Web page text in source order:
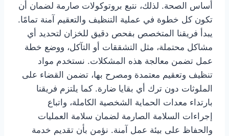
أساس الصحة. لذلك، نتبع بروتوكولات صارمة لضمان أن
تكون كل خطوة في عملية التنظيف والتعقيم آمنة تمامًا.
يبدأ فريقنا المتخصص بفحص دقيق للخزان لتحديد أي
مشاكل محتملة، مثل التشققات أو التآكل، ووضع خطة
عمل تضمن معالجة هذه المشكلات. نستخدم مواد
تنظيف وتعقيم معتمدة ومصرح بها، تضمن القضاء على
الملوثات دون ترك أي بقايا ضارة. كما يلتزم فريقنا
بارتداء معدات الحماية الشخصية الكاملة، واتباع
إجراءات السلامة الصارمة لضمان سلامة العمليات
والحفاظ على بيئة عمل آمنة. نؤمن بأن تقديم خدمة